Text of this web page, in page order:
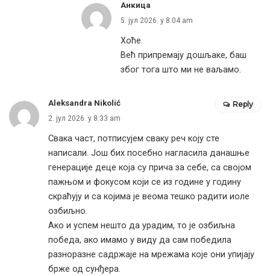
Анкица
5. јул 2026. у 8:04 am
Хоће.
Већ припремају дошљаке, баш
због тога што ми не ваљамо.
Aleksandra Nikolić
2. јул 2026. у 8:33 am
Свака част, потписујем сваку реч коју сте
написали. Још бих посебно нагласила данашње
генерације деце која су прича за себе, са својом
пажњом и фокусом који се из године у годину
скраћују и са којима је веома тешко радити иоле
озбиљно.
Ако и успем нешто да урадим, то је озбиљна
победа, ако имамо у виду да сам победила
разноразне садржаје на мрежама које они упијају
брже од сунђера.
Reply